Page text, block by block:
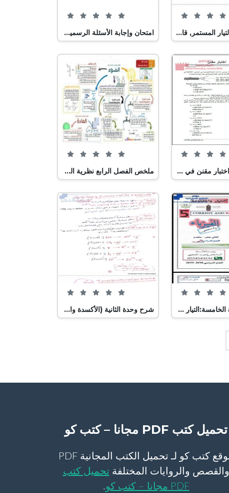
0 من 5 (0 تصويت)
ملزمة دوائر التيار المستمر, قانونا كيرشوف, (فيزياء) الثاني عشر المتقدم
0 من 5 (0 تصويت)
امتحان وإجابة الأسئلة الرسمية للفصل الدراسي الأول الدور الأول (فيزياء) الحادي عشر
0 من 5 (0 تصويت)
أسئلة وإجابة اختبار مقنن في الفصل الخامس
0 من 5 (0 تصويت)
ملخص الفصل الرابع نظرية الكم, (فيزياء) الثاني عشر العام
0 من 5 (0 تصويت)
اجابات الوحدة الخامسة:التيار والمقاومة, (فيزياء) الثاني عشر المتقدم
0 من 5 (0 تصويت)
شرح وحدة الثانية (الأكسدة والإختزال), (فيزياء) الثاني عشر المتقدم
تحميل كتب PDF مجانا – كتب كو
موقع كتب كو لـ تحميل الكتب المجانية PDF
والقصص والروايات المختلفة تحميل كتب
PDF مجانا – كتب كو
.